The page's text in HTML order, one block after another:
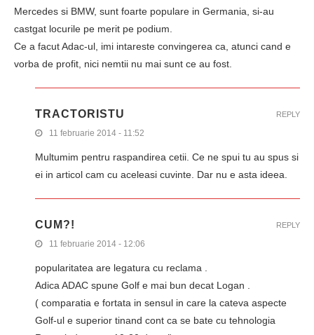
Mercedes si BMW, sunt foarte populare in Germania, si-au
castgat locurile pe merit pe podium.
Ce a facut Adac-ul, imi intareste convingerea ca, atunci cand e
vorba de profit, nici nemtii nu mai sunt ce au fost.
TRACTORISTU
11 februarie 2014 - 11:52
Multumim pentru raspandirea cetii. Ce ne spui tu au spus si
ei in articol cam cu aceleasi cuvinte. Dar nu e asta ideea.
REPLY
CUM?!
11 februarie 2014 - 12:06
popularitatea are legatura cu reclama .
Adica ADAC spune Golf e mai bun decat Logan .
( comparatia e fortata in sensul in care la cateva aspecte
Golf-ul e superior tinand cont ca se bate cu tehnologia
REPLY